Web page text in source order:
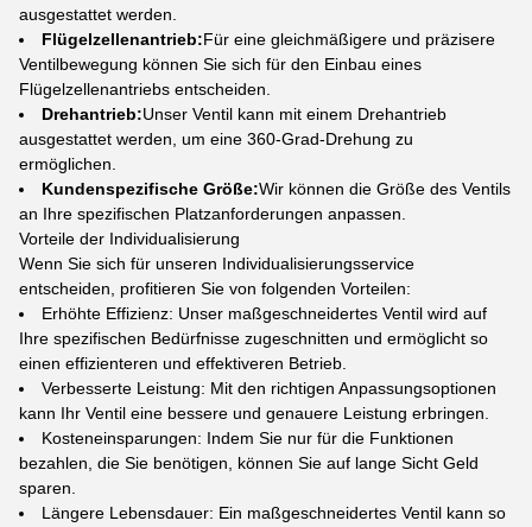
ausgestattet werden.
Flügelzellenantrieb:Für eine gleichmäßigere und präzisere
Ventilbewegung können Sie sich für den Einbau eines
Flügelzellenantriebs entscheiden.
Drehantrieb:Unser Ventil kann mit einem Drehantrieb
ausgestattet werden, um eine 360-Grad-Drehung zu
ermöglichen.
Kundenspezifische Größe:Wir können die Größe des Ventils
an Ihre spezifischen Platzanforderungen anpassen.
Vorteile der Individualisierung
Wenn Sie sich für unseren Individualisierungsservice
entscheiden, profitieren Sie von folgenden Vorteilen:
Erhöhte Effizienz: Unser maßgeschneidertes Ventil wird auf
Ihre spezifischen Bedürfnisse zugeschnitten und ermöglicht so
einen effizienteren und effektiveren Betrieb.
Verbesserte Leistung: Mit den richtigen Anpassungsoptionen
kann Ihr Ventil eine bessere und genauere Leistung erbringen.
Kosteneinsparungen: Indem Sie nur für die Funktionen
bezahlen, die Sie benötigen, können Sie auf lange Sicht Geld
sparen.
Längere Lebensdauer: Ein maßgeschneidertes Ventil kann so